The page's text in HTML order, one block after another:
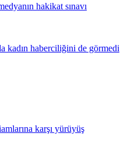
hakikat sınavı
kadın haberciliğini de görmedi
karşı yürüyüş